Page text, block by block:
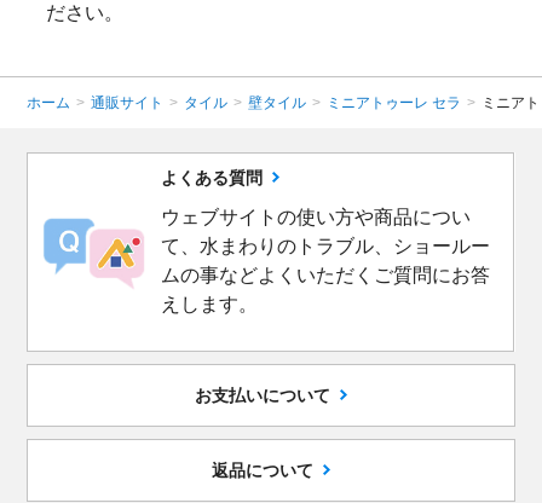
ださい。
ホーム > 通販サイト > タイル > 壁タイル > ミニアトゥーレ セラ > ミニア
よくある質問
ウェブサイトの使い方や商品につい
て、水まわりのトラブル、ショールー
ムの事などよくいただくご質問にお答
えします。
お支払いについて
返品について